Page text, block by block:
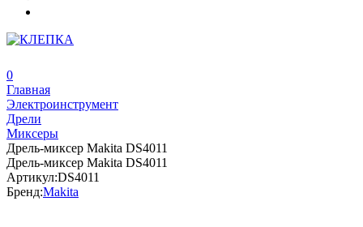
0
Главная
Электроинструмент
Дрели
Миксеры
Дрель-миксер Makita DS4011
Дрель-миксер Makita DS4011
Артикул:DS4011
Бренд:Makita